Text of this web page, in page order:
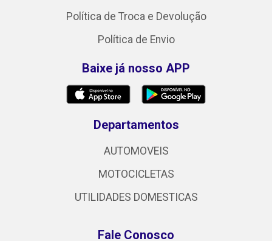
Política de Troca e Devolução
Política de Envio
Baixe já nosso APP
Departamentos
AUTOMOVEIS
MOTOCICLETAS
UTILIDADES DOMESTICAS
Fale Conosco